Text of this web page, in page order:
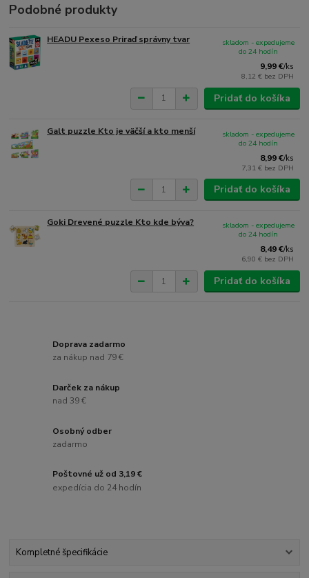
Podobné produkty
HEADU Pexeso Priraď správny tvar
9,99 €/ks
8,12 € bez DPH
skladom - expedujeme
do 24 hodín
Pridať do košíka
Galt puzzle Kto je väčší a kto menší
8,99 €/ks
7,31 € bez DPH
skladom - expedujeme
do 24 hodín
Pridať do košíka
Goki Drevené puzzle Kto kde býva?
8,49 €/ks
6,90 € bez DPH
skladom - expedujeme
do 24 hodín
Pridať do košíka
Doprava zadarmo
za nákup nad 79 €
Darček za nákup
nad 39 €
Osobný odber
zadarmo
Poštovné už od 3,19 €
expedícia do 24 hodín
Kompletné špecifikácie